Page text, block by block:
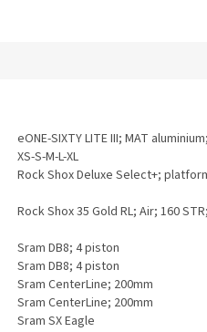
eONE-SIXTY LITE III; MAT
XS-S-M-L-XL
Rock Shox Deluxe Select+;
Rock Shox 35 Gold RL; Air; 160
Sram DB8; 4 piston
Sram DB8; 4 piston
Sram CenterLine; 200mm
Sram CenterLine; 200mm
Sram SX Eagle